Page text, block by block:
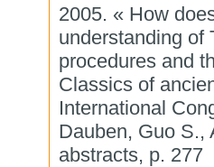
2005. « How
understanding of
procedures and
Classics of
International
Dauben, Guo S.,
abstracts, p. 277